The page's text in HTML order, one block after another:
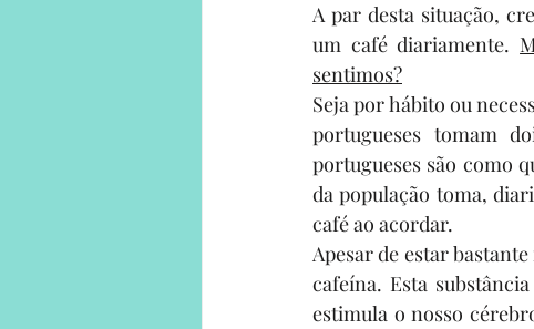
A par desta situação,
um café diariamente.
sentimos?
Seja por hábito ou
portugueses tomam
portugueses são como
da população toma,
café ao acordar.
Apesar de estar
cafeína. Esta
estimula o nosso